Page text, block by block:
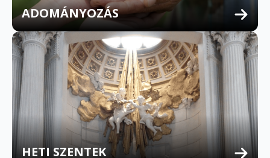
ADOMÁNYOZÁS
HETI SZENTEK